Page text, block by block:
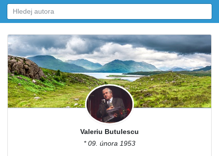
Valeriu Butulescu
* 09. února 1953